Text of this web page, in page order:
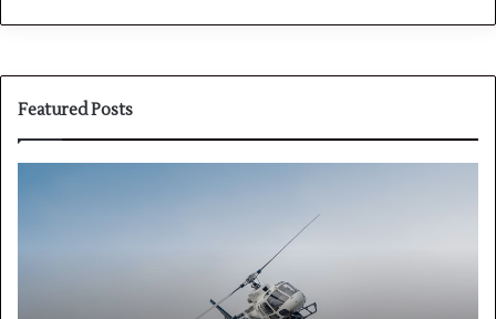
Featured Posts
PPL(A)